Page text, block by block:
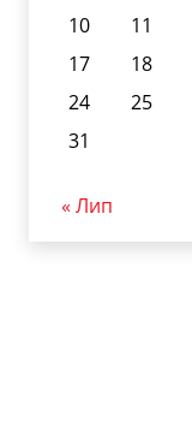
10
11
17
18
24
25
31
« Лип